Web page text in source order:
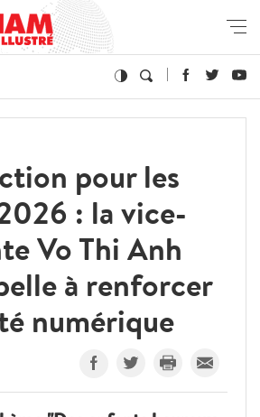
pour les
: la vice-
Vo Thi Anh
à renforcer
numérique